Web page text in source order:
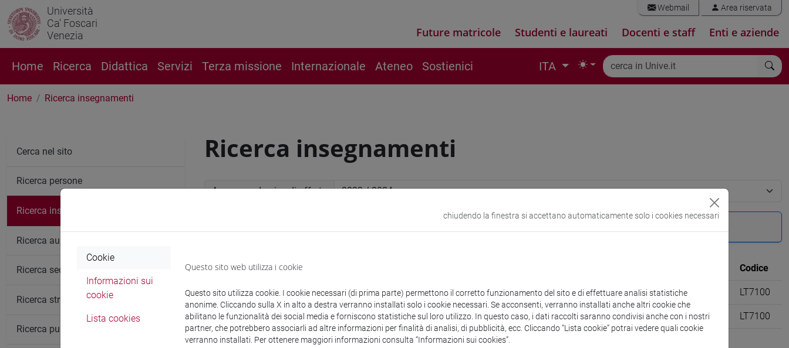
Università
Ca' Foscari
Venezia
Webmail Area riservata
Future matricole Studenti e laureati Docenti e staff Enti e aziende
Home Ricerca Didattica Servizi Terza missione Internazionale Ateneo Sostienici ITA
Home Ricerca insegnamenti
Ricerca insegnamenti
Anno accademico di offerta
Insegnamento Codice
ISLAMOLOGIA MOD.1- lingue, culture e società dell'asia e dell'africa mediterranea [LT40] VENEZIA LT7100
ISLAMOLOGIA MOD.2 -lingue, culture e società dell'asia e dell'africa mediterranea [LT40] VENEZIA 6 su 12 LT7100
Cerca nel sito
Ricerca persone
Ricerca insegnamenti
Ricerca aule
Ricerca sedi
Ricerca strutture
Ricerca pubblicazioni
chiudendo la finestra si accettano automaticamente solo i cookies necessari
Cookie
Informazioni sui
cookie
Lista cookies
Questo sito web utilizza i cookie
Questo sito utilizza cookie. I cookie necessari (di prima parte) permettono il corretto funzionamento del sito e di effettuare analisi statistiche
anonime. Cliccando sulla X in alto a destra verranno installati solo i cookie necessari. Se acconsenti, verranno installati anche altri cookie che
abilitano le funzionalità dei social media e forniscono statistiche sul loro utilizzo. In questo caso, i dati raccolti saranno condivisi anche con i nostri
partner, che potrebbero associarli ad altre informazioni per finalità di analisi, di pubblicità, ecc. Cliccando “Lista cookie” potrai vedere quali cookie
verranno installati. Per ottenere maggiori informazioni consulta “Informazioni sui cookies”.